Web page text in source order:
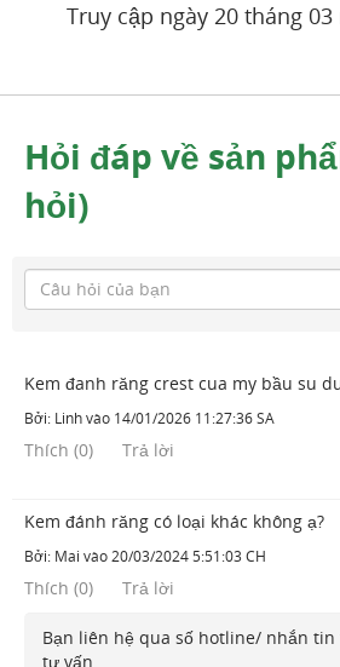
Truy cập ngày 20 tháng 03
Hỏi đáp về sản
hỏi)
Kem đanh răng crest cua my bầu su
Bởi: Linhvào 14/01/2026 11:27:36 SA
Thích (0) Trả lời
Kem đánh răng có loại khác không ạ?
Bởi: Mai vào20/03/2024 5:51:03 CH
Thích (0) Trả lời
Bạn liên hệ qua số hotline/ nhắn
tư vấn